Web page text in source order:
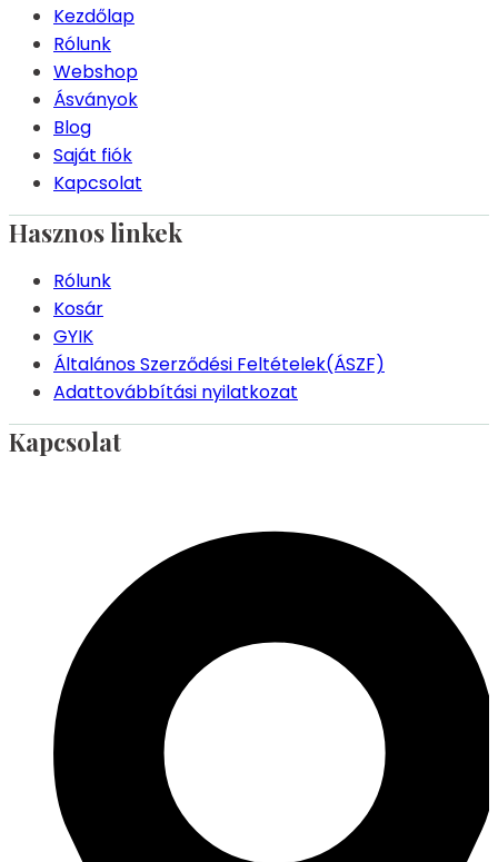
Kezdőlap
Rólunk
Webshop
Ásványok
Blog
Saját fiók
Kapcsolat
Hasznos linkek
Rólunk
Kosár
GYIK
Általános Szerződési Feltételek(ÁSZF)
Adattovábbítási nyilatkozat
Kapcsolat